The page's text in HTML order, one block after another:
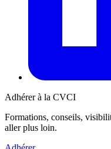
Adhérer à la CVCI
Formations, conseils,
aller plus loin.